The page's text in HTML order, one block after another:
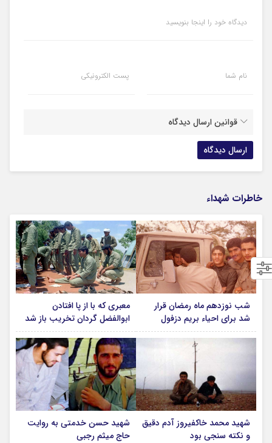
دیدگاه خود را اینجا بنویسید
نام شما پست الکترونیکی
قوانین ارسال دیدگاه
خاطرات شهداء
شب نوزدهم ماه رمضان قرار
شد برای احیاء بریم دزفول
معبری که با از پا افتادن
ابوالفضل گردان تخریب باز شد
شهید محمد خاکفیروز آدم دقیق
و نکته سنجی بود
شهید حسن خدمتی به روایت
حاج میثم رجبی